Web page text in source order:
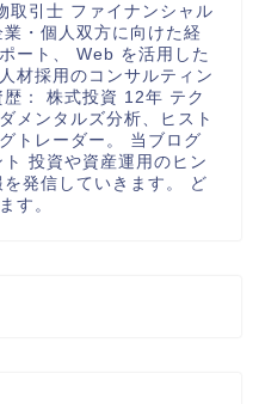
取引士 ファイナンシャル
・個人双方に向けた経
ート、 Web を活用した
材採用のコンサルティン
： 株式投資 12年 テク
メンタルズ分析、ヒスト
トレーダー。 当ブログ
投資や資産運用のヒン
を発信していきます。 ど
す。